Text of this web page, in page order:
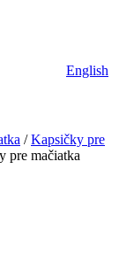
English
/Kapsičky pre
pre mačiatka